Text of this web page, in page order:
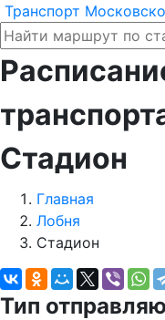
Транспорт
Стадион
Главная
Лобня
Стадион
Тип